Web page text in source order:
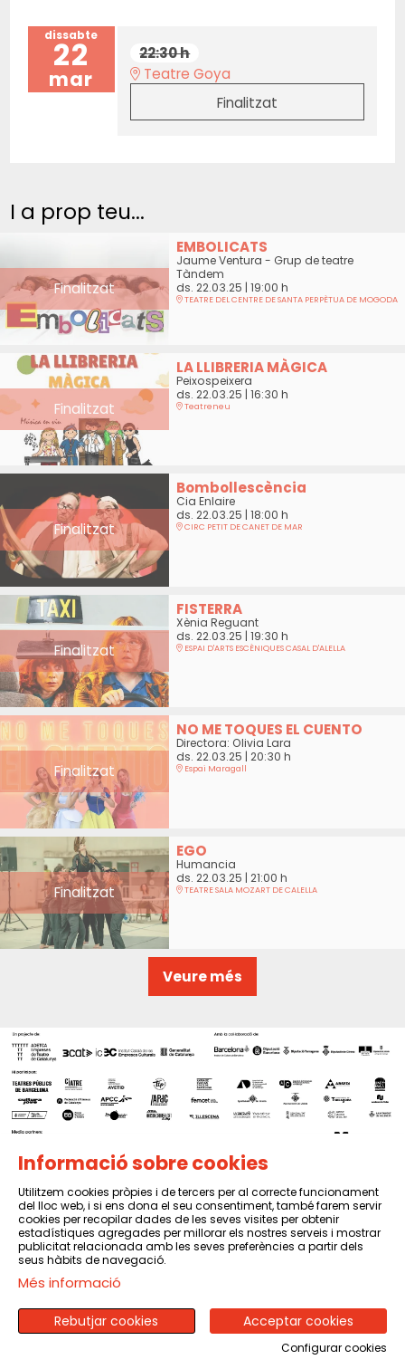
dissabte
22
mar
22:30 h
Teatre Goya
Finalitzat
I a prop teu...
Finalitzat
EMBOLICATS
Jaume Ventura - Grup de teatre
Tàndem
ds. 22.03.25 | 19:00 h
TEATRE DEL CENTRE DE SANTA PERPÈTUA DE MOGODA
Finalitzat
LA LLIBRERIA MÀGICA
Peixospeixera
ds. 22.03.25 | 16:30 h
Teatreneu
Finalitzat
Bombollescència
Cia Enlaire
ds. 22.03.25 | 18:00 h
CIRC PETIT DE CANET DE MAR
Finalitzat
FISTERRA
Xènia Reguant
ds. 22.03.25 | 19:30 h
ESPAI D'ARTS ESCÈNIQUES CASAL D'ALELLA
Finalitzat
NO ME TOQUES EL CUENTO
Directora: Olivia Lara
ds. 22.03.25 | 20:30 h
Espai Maragall
Finalitzat
EGO
Humancia
ds. 22.03.25 | 21:00 h
TEATRE SALA MOZART DE CALELLA
Veure més
Sitemap | Avís Legal | Política de privacitat | Contactar
Informació sobre cookies
Utilitzem cookies pròpies i de tercers per al correcte funcionament
del lloc web, i si ens dona el seu consentiment, també farem servir
cookies per recopilar dades de les seves visites per obtenir
estadístiques agregades per millorar els nostres serveis i mostrar
publicitat relacionada amb les seves preferències a partir dels
seus hàbits de navegació.
Més informació
Acceptar cookies
Rebutjar cookies
Configurar cookies